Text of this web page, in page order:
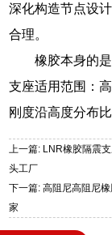
深化构造节点设
合理。
橡胶本身的
支座适用范围：
刚度沿高度分布
上一篇: LNR橡胶隔震
头工厂
下一篇: 高阻尼高阻尼
家